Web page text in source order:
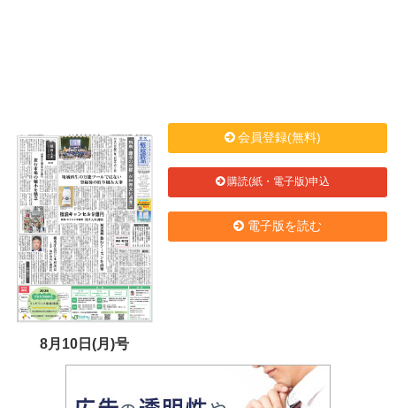
8月10日(月)号
会員登録(無料)
購読(紙・電子版)申込
電子版を読む